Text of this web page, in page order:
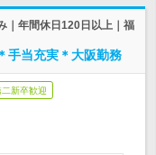
｜年間休日120日以上｜福
手当充実＊大阪勤務
二新卒歓迎